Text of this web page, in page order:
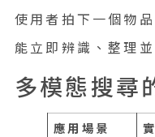
使用者拍下一個物
能立即辨識、整理
多模態搜尋
應用場景